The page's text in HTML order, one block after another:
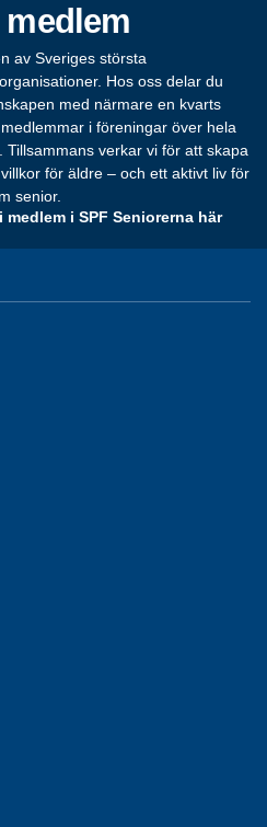
av Sveriges största
Hos oss delar du
med närmare en kvarts
i föreningar över hela
Tillsammans verkar vi för att skapa
för äldre – och ett aktivt liv för
senior.
medlem i SPF Seniorerna här